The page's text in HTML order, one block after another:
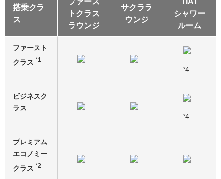
搭乗クラ
ス
ファース
トクラス
ラウンジ
サクララ
ウンジ
TIAT
シャワー
ルーム
ファースト
クラス *1
*4
ビジネスク
ラス
*4
プレミアム
エコノミー
クラス *2